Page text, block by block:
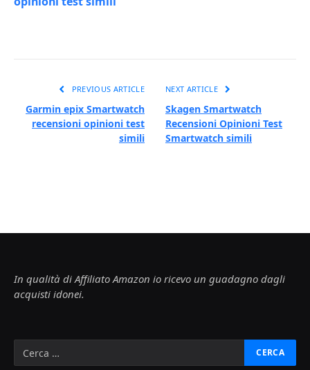
PREVIOUS ARTICLE
Garmin epix Smartwatch
recensioni opinioni test
simili
NEXT ARTICLE
Skagen Smartwatch
Recensioni Opinioni Test
Smartwatch simili
In qualità di Affiliato Amazon io ricevo un guadagno dagli
acquisti idonei.